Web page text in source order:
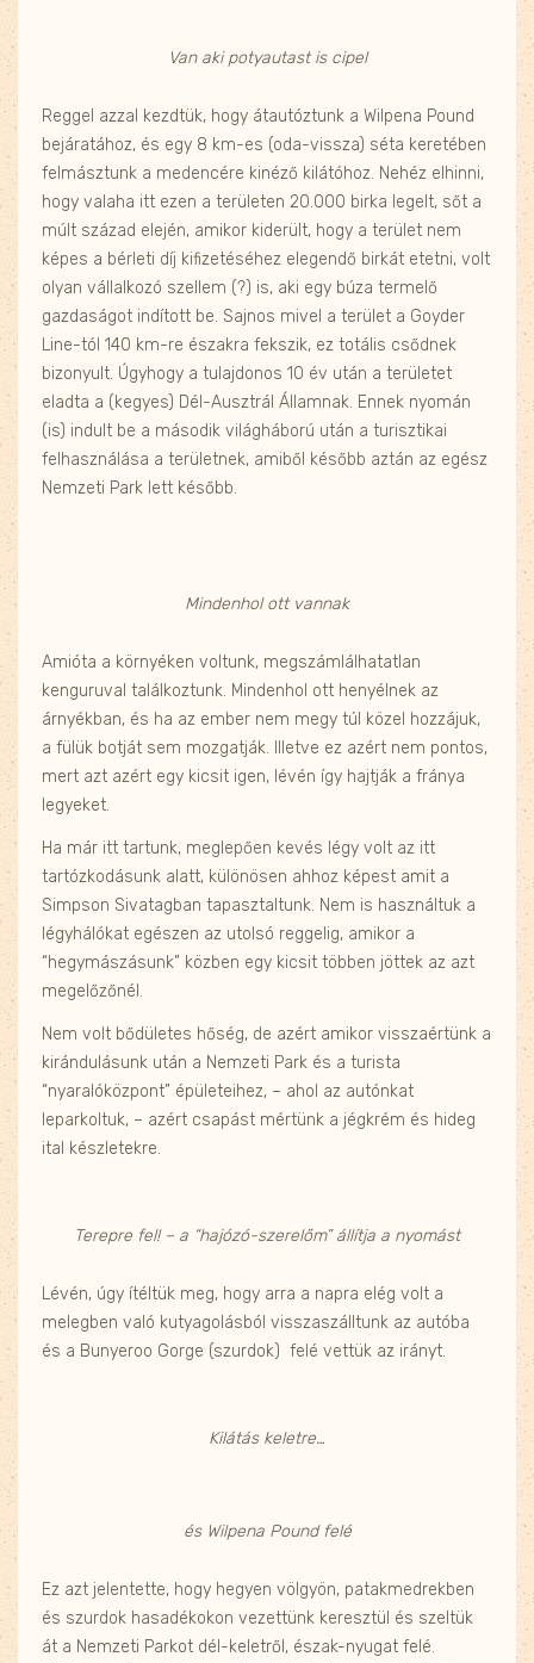
Van aki potyautast is cipel
Reggel azzal kezdtük, hogy átautóztunk a Wilpena Pound
bejáratához, és egy 8 km-es (oda-vissza) séta keretében
felmásztunk a medencére kinéző kilátóhoz. Nehéz elhinni,
hogy valaha itt ezen a területen 20.000 birka legelt, sőt a
múlt század elején, amikor kiderült, hogy a terület nem
képes a bérleti díj kifizetéséhez elegendő birkát etetni, volt
olyan vállalkozó szellem (?) is, aki egy búza termelő
gazdaságot indított be. Sajnos mivel a terület a Goyder
Line-tól 140 km-re északra fekszik, ez totális csődnek
bizonyult. Úgyhogy a tulajdonos 10 év után a területet
eladta a (kegyes) Dél-Ausztrál Államnak. Ennek nyomán
(is) indult be a második világháború után a turisztikai
felhasználása a területnek, amiből később aztán az egész
Nemzeti Park lett később.
Mindenhol ott vannak
Amióta a környéken voltunk, megszámlálhatatlan
kenguruval találkoztunk. Mindenhol ott henyélnek az
árnyékban, és ha az ember nem megy túl közel hozzájuk,
a fülük botját sem mozgatják. Illetve ez azért nem pontos,
mert azt azért egy kicsit igen, lévén így hajtják a fránya
legyeket.
Ha már itt tartunk, meglepően kevés légy volt az itt
tartózkodásunk alatt, különösen ahhoz képest amit a
Simpson Sivatagban tapasztaltunk. Nem is használtuk a
légyhálókat egészen az utolsó reggelig, amikor a
“hegymászásunk” közben egy kicsit többen jöttek az azt
megelőzőnél.
Nem volt bődületes hőség, de azért amikor visszaértünk a
kirándulásunk után a Nemzeti Park és a turista
“nyaralóközpont” épületeihez, – ahol az autónkat
leparkoltuk, – azért csapást mértünk a jégkrém és hideg
ital készletekre.
Terepre fel! – a “hajózó-szerelőm” állítja a nyomást
Lévén, úgy ítéltük meg, hogy arra a napra elég volt a
melegben való kutyagolásból visszaszálltunk az autóba
és a Bunyeroo Gorge (szurdok) felé vettük az irányt.
Kilátás keletre…
és Wilpena Pound felé
Ez azt jelentette, hogy hegyen völgyön, patakmedrekben
és szurdok hasadékokon vezettünk keresztül és szeltük
át a Nemzeti Parkot dél-keletről, észak-nyugat felé.